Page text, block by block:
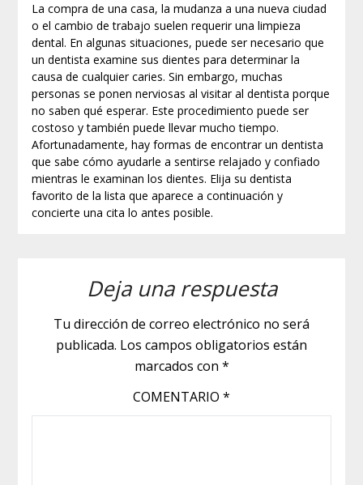
La compra de una casa, la mudanza a una nueva ciudad
o el cambio de trabajo suelen requerir una limpieza
dental. En algunas situaciones, puede ser necesario que
un dentista examine sus dientes para determinar la
causa de cualquier caries. Sin embargo, muchas
personas se ponen nerviosas al visitar al dentista porque
no saben qué esperar. Este procedimiento puede ser
costoso y también puede llevar mucho tiempo.
Afortunadamente, hay formas de encontrar un dentista
que sabe cómo ayudarle a sentirse relajado y confiado
mientras le examinan los dientes. Elija su dentista
favorito de la lista que aparece a continuación y
concierte una cita lo antes posible.
Deja una respuesta
Tu dirección de correo electrónico no será
publicada. Los campos obligatorios están
marcados con *
COMENTARIO *